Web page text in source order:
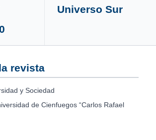
Universo Sur
revista
y Sociedad
de Cienfuegos “Carlos Rafael